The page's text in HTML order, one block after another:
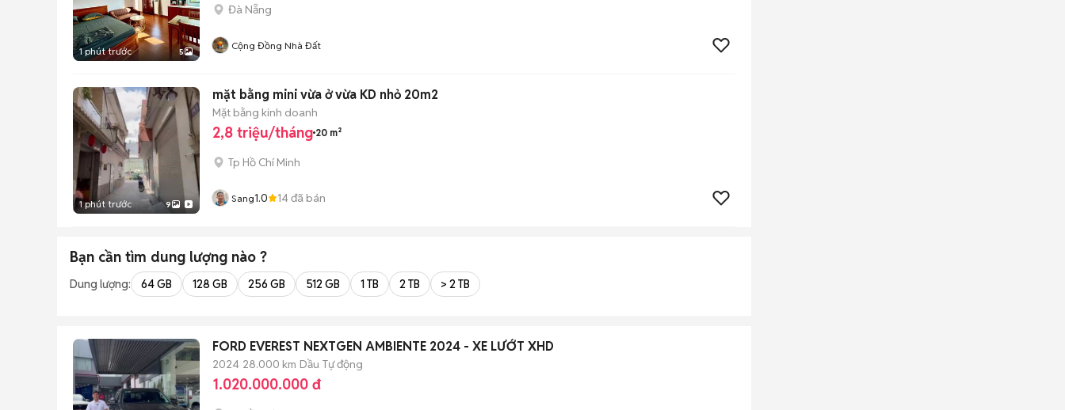
1 phút trước 5
Đà Nẵng
Cộng Đồng Nhà Đất
1 phút trước 9
mặt bằng mini vừa ở vừa KD nhỏ 20m2
Mặt bằng kinh doanh
2,8 triệu/tháng 20 m²
Tp Hồ Chí Minh
Sang1.0 14đã bán
Bạn cần tìm dung lượng nào ?
Dung lượng: 64 GB 128 GB 256 GB 512 GB 1 TB 2 TB > 2 TB
FORD EVEREST NEXTGEN AMBIENTE 2024 - XE LƯỚT XHD
2024 28.000 km Dầu Tự động
1.020.000.000 đ